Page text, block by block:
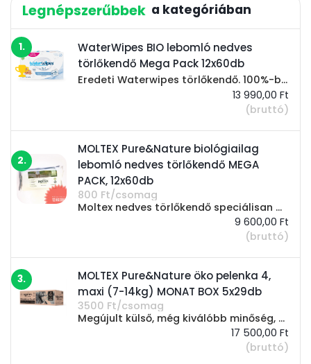
Legnépszerűbbek
1.
WaterWipes BIO lebomló nedves
törlőkendő Mega Pack 12x60db
Eredeti Waterwipes törlőkendő. 100%-ban természetes, vegyszermentes ápolást biztosítanak a baba bőrének gyengéd ápolása érdekében. Tulajdonságok: A WaterWipes a világ legtisztább nedves törlőkendője. Csak két természetes összetevőt tartalmaznak,...
13 990,00 Ft
(bruttó)
2.
MOLTEX Pure&Nature biológiailag
lebomló nedves törlőkendő MEGA
PACK, 12x60db
800 Ft/csomag
Moltex nedves törlőkendő speciálisan a babák finom bőrére kialakítva: 99% tiszta és természetes vízzel. 100% természetes eredetű összetevők. A felhasznált anyagok 100%-ban természetes forrásból származnak és teljes mértékben lebomlanak. 0%...
9 600,00 Ft
(bruttó)
3.
MOLTEX Pure&Nature öko pelenka 4,
maxi (7-14kg) MONAT BOX 5x29db
3500 Ft/csomag
Megújult külső, még kiválóbb minőség, még inkább környezetbarát! 100%-ban természetes, növényi eredetű összetevők használata a bőrrel közvetlenül érintkező, belső réteg esetében. A kukorica és cukornád összetevők felelős gazdaságokból...
17 500,00 Ft
(bruttó)